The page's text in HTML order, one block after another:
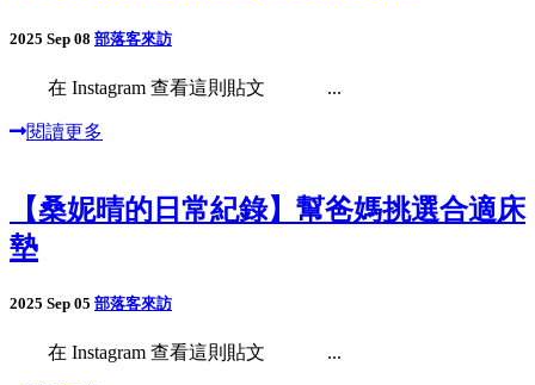
2025 Sep 08 部落客來訪
在 Instagram 查看這則貼文 ...
閱讀更多
【桑妮晴的日常紀錄】幫爸媽挑選合適床
墊
2025 Sep 05 部落客來訪
在 Instagram 查看這則貼文 ...